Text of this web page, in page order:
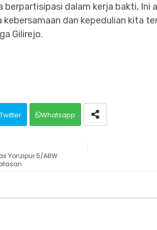
berpartisipasi dalam kerja bakti,
dan kepedulian kita
Gilirejo.
Whatsapp
Yonzipur 5/ABW